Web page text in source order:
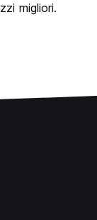
migliori.